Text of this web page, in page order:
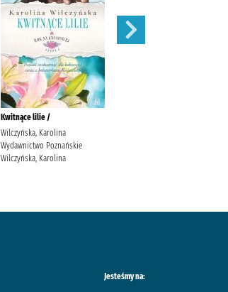
Kwitnące lilie /
Wilczyńska, Karolina
Wydawnictwo Poznańskie
Wilczyńska, Karolina
Jesteśmy na: